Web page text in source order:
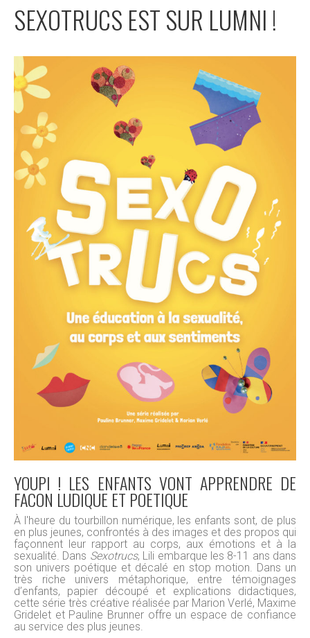
SEXOTRUCS EST SUR LUMNI !
YOUPI ! LES ENFANTS VONT APPRENDRE DE
FACON LUDIQUE ET POETIQUE
À l'heure du tourbillon numérique, les enfants sont, de plus
en plus jeunes, confrontés à des images et des propos qui
façonnent leur rapport au corps, aux émotions et à la
sexualité. Dans Sexotrucs, Lili embarque les 8-11 ans dans
son univers poétique et décalé en stop motion. Dans un
très riche univers métaphorique, entre témoignages
d’enfants, papier découpé et explications didactiques,
cette série très créative réalisée par Marion Verlé, Maxime
Gridelet et Pauline Brunner offre un espace de confiance
au service des plus jeunes.